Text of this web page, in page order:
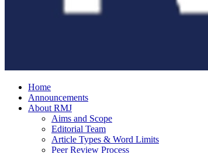
Home
Announcements
About RMJ
Aims and Scope
Editorial Team
Article Types & Word Limits
Peer Review Process